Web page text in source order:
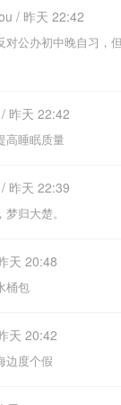
/ 昨天 22:42
对公办初中晚自习，
昨天 22:42
高睡眠质量
昨天 22:39
归大楚。
天 20:48
桶包
天 20:42
边度个假